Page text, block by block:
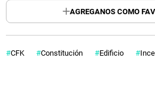
AGREGANOS COMO
CFK Constitución Edificio